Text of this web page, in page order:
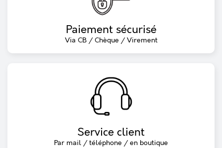
Paiement sécurisé
Via CB / Chèque / Virement
Service client
Par mail / téléphone / en boutique